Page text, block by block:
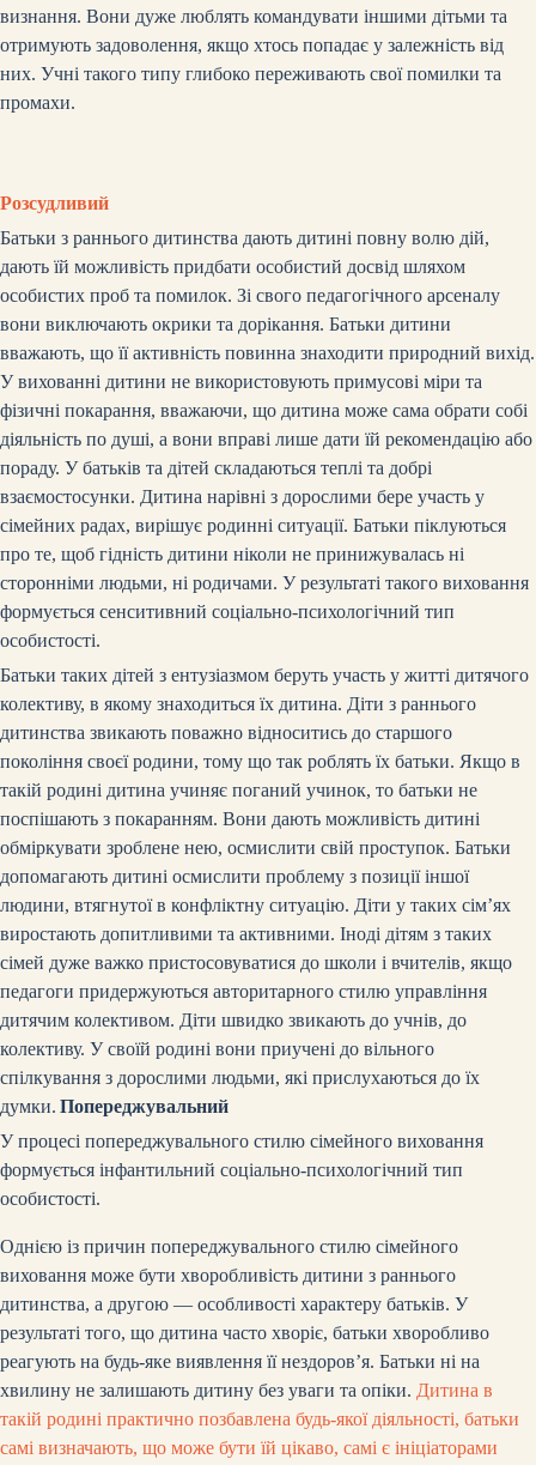
визнання. Вони дуже люблять командувати іншими дітьми та
отримують задоволення, якщо хтось попадає у залежність від
них. Учні такого типу глибоко переживають свої помилки та
промахи.
Розсудливий
Батьки з раннього дитинства дають дитині повну волю дій,
дають їй можливість придбати особистий досвід шляхом
особистих проб та помилок. Зі свого педагогічного арсеналу
вони виключають окрики та дорікання. Батьки дитини
вважають, що її активність повинна знаходити природний вихід.
У вихованні дитини не використовують примусові міри та
фізичні покарання, вважаючи, що дитина може сама обрати собі
діяльність по душі, а вони вправі лише дати їй рекомендацію або
пораду. У батьків та дітей складаються теплі та добрі
взаємостосунки. Дитина нарівні з дорослими бере участь у
сімейних радах, вирішує родинні ситуації. Батьки піклуються
про те, щоб гідність дитини ніколи не принижувалась ні
сторонніми людьми, ні родичами. У результаті такого виховання
формується сенситивний соціально-психологічний тип
особистості.
Батьки таких дітей з ентузіазмом беруть участь у житті дитячого
колективу, в якому знаходиться їх дитина. Діти з раннього
дитинства звикають поважно відноситись до старшого
покоління своєї родини, тому що так роблять їх батьки. Якщо в
такій родині дитина учиняє поганий учинок, то батьки не
поспішають з покаранням. Вони дають можливість дитині
обміркувати зроблене нею, осмислити свій проступок. Батьки
допомагають дитині осмислити проблему з позиції іншої
людини, втягнутої в конфліктну ситуацію. Діти у таких сім’ях
виростають допитливими та активними. Іноді дітям з таких
сімей дуже важко пристосовуватися до школи і вчителів, якщо
педагоги придержуються авторитарного стилю управління
дитячим колективом. Діти швидко звикають до учнів, до
колективу. У своїй родині вони приучені до вільного
спілкування з дорослими людьми, які прислухаються до їх
думки. Попереджувальний
У процесі попереджувального стилю сімейного виховання
формується інфантильний соціально-психологічний тип
особистості.
Однією із причин попереджувального стилю сімейного
виховання може бути хворобливість дитини з раннього
дитинства, а другою — особливості характеру батьків. У
результаті того, що дитина часто хворіє, батьки хворобливо
реагують на будь-яке виявлення її нездоров’я. Батьки ні на
хвилину не залишають дитину без уваги та опіки. Дитина в
такій родині практично позбавлена будь-якої діяльності, батьки
самі визначають, що може бути їй цікаво, самі є ініціаторами